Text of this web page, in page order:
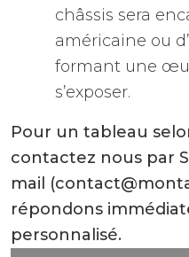
châssis sera
américaine ou
formant une
s’exposer.
Pour un tableau
contactez nous par
mail
répondons
personnalisé.